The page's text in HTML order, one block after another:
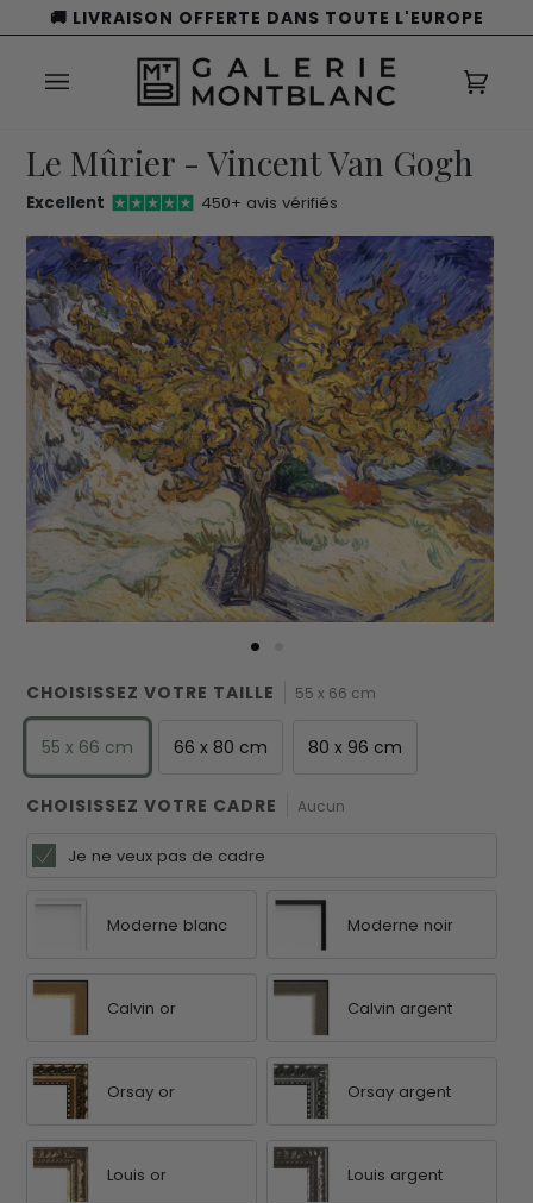
Passer
au
🚚 LIVRAISON OFFERTE DANS TOUTE L'EUROPE
Le Mûrier - Vincent Van Gogh
Excellent 450+ avis vérifiés
CHOISISSEZ VOTRE TAILLE 55 x 66 cm
55 x 66 cm 66 x 80 cm 80 x 96 cm
CHOISISSEZ VOTRE CADRE Aucun
Je ne veux pas de cadre
Moderne blanc Moderne noir
Calvin or Calvin argent
Orsay or Orsay argent
Louis or Louis argent